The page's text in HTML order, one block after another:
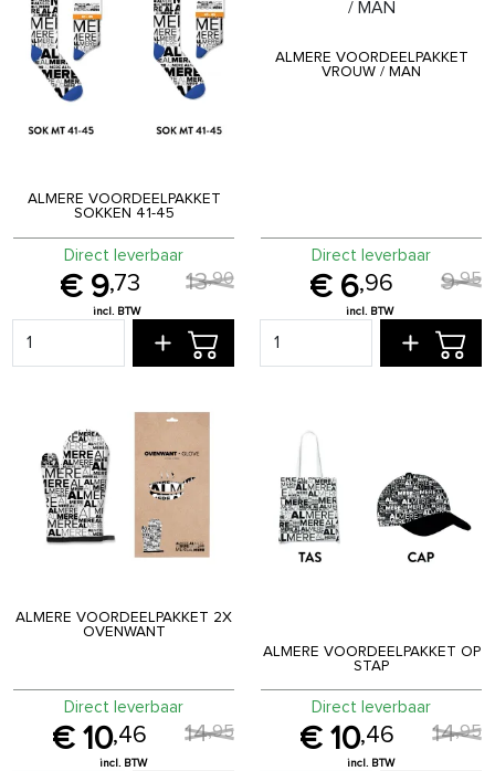
ALMERE VOORDEELPAKKET
SOKKEN 41-45
9,73 13,90
Direct leverbaar
ALMERE VOORDEELPAKKET
VROUW / MAN
6,96 9,95
Direct leverbaar
ALMERE VOORDEELPAKKET 2X
OVENWANT
10,46 14,95
Direct leverbaar
ALMERE VOORDEELPAKKET OP
STAP
10,46 14,95
Direct leverbaar